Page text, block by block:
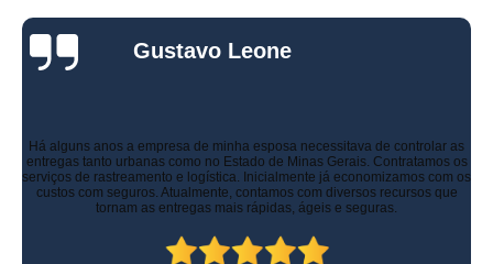
Gustavo Leone
Há alguns anos a empresa de minha esposa necessitava de controlar as
entregas tanto urbanas como no Estado de Minas Gerais. Contratamos os
serviços de rastreamento e logística. Inicialmente já economizamos com os
custos com seguros. Atualmente, contamos com diversos recursos que
tornam as entregas mais rápidas, ágeis e seguras.